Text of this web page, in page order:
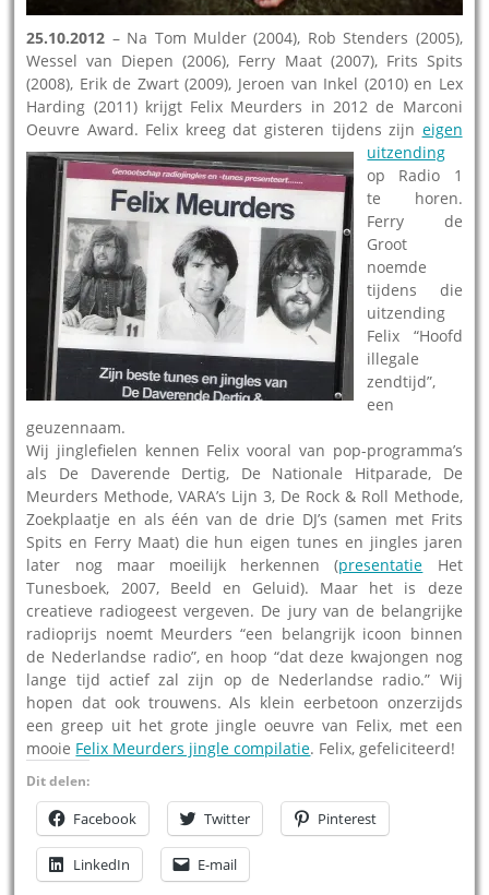
25.10.2012 – Na Tom Mulder (2004), Rob Stenders (2005),
Wessel van Diepen (2006), Ferry Maat (2007), Frits Spits
(2008), Erik de Zwart (2009), Jeroen van Inkel (2010) en Lex
Harding (2011) krijgt Felix Meurders in 2012 de Marconi
Oeuvre Award. Felix kreeg datgisteren tijdens zijn eigen
uitzending
op Radio 1
te horen.
Ferry de
Groot
noemde
tijdens die
uitzending
Felix “Hoofd
illegale
zendtijd”,
een
geuzennaam.
Wij jinglefielen kennen Felix vooral van pop-programma’s
als De Daverende Dertig, De Nationale Hitparade, De
Meurders Methode, VARA’s Lijn 3, De Rock & Roll Methode,
Zoekplaatje en als één van de drie DJ’s (samen met Frits
Spits en Ferry Maat) die hun eigen tunes en jingles jaren
later nog maar moeilijk herkennen (presentatie Het
Tunesboek, 2007, Beeld en Geluid). Maar het is deze
creatieve radiogeest vergeven. De jury van de belangrijke
radioprijs noemt Meurders “een belangrijk icoon binnen
de Nederlandse radio”, en hoop “dat deze kwajongen nog
lange tijd actief zal zijn op de Nederlandse radio.” Wij
hopen dat ook trouwens. Als klein eerbetoon onzerzijds
een greep uit het grote jingle oeuvre van Felix, met een
mooie Felix Meurders jingle compilatie. Felix, gefeliciteerd!
Dit delen:
Facebook Twitter Pinterest
LinkedIn E-mail